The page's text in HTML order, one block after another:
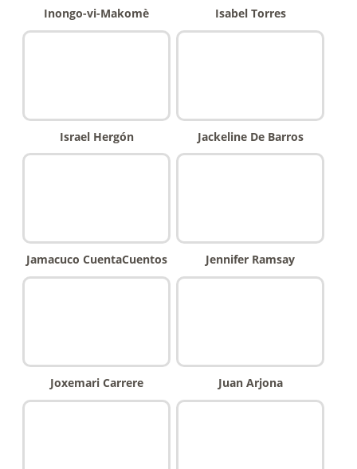
Inongo-vi-Makomè Isabel Torres
Israel Hergón Jackeline De Barros
Jamacuco CuentaCuentos Jennifer Ramsay
Joxemari Carrere Juan Arjona